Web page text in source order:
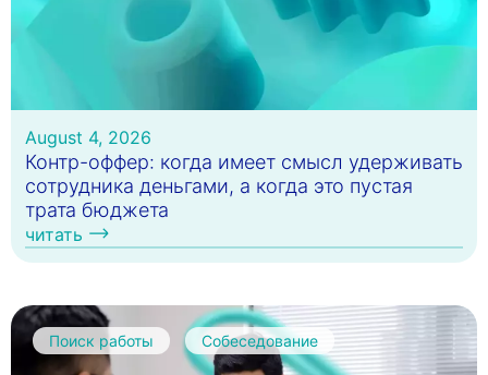
August 4, 2026
Контр-оффер: когда имеет смысл удерживать
сотрудника деньгами, а когда это пустая
трата бюджета
читать
Поиск работы Собеседование